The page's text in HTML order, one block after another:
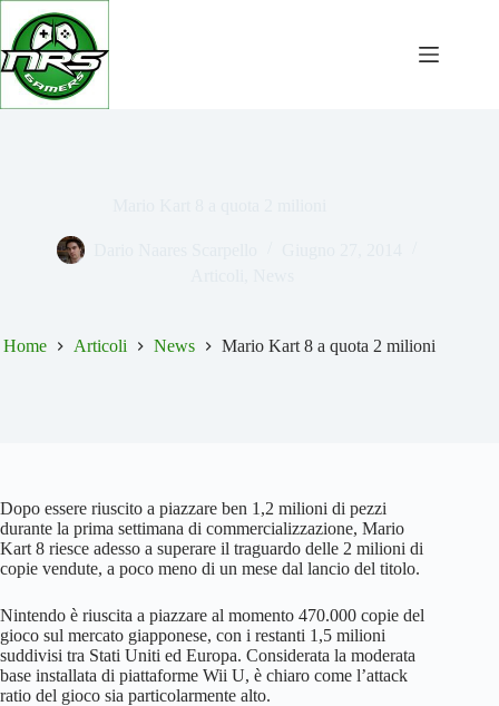
Salta
contenuto
Home Articoli News Mario Kart 8 a quota 2 milioni
Dopo essere riuscito a piazzare ben 1,2 milioni di pezzi
durante la prima settimana di commercializzazione, Mario
Kart 8 riesce adesso a superare il traguardo delle 2 milioni di
copie vendute, a poco meno di un mese dal lancio del titolo.
Nintendo è riuscita a piazzare al momento 470.000 copie del
gioco sul mercato giapponese, con i restanti 1,5 milioni
suddivisi tra Stati Uniti ed Europa. Considerata la moderata
base installata di piattaforme Wii U, è chiaro come l’attack
ratio del gioco sia particolarmente alto.